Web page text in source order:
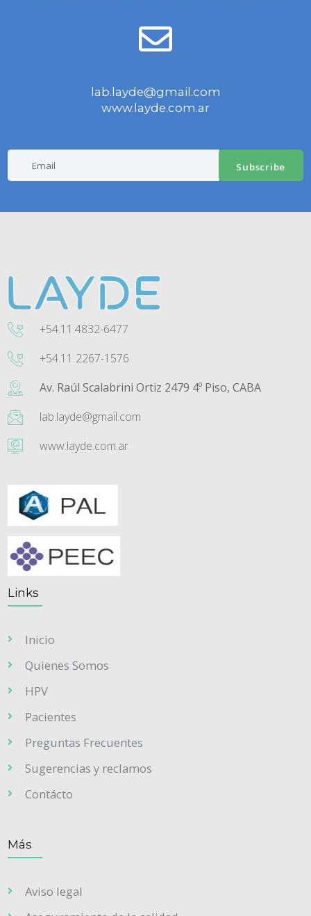
lab.layde@gmail.com
www.layde.com.ar
Subscribe
+54.11.4832-6477
+54.11 2267-1576
Av. Raúl Scalabrini Ortiz 2479 4º Piso, CABA
lab.layde@gmail.com
www.layde.com.ar
Links
Inicio
Quienes Somos
HPV
Pacientes
Preguntas Frecuentes
Sugerencias y reclamos
Contácto
Más
Aviso legal